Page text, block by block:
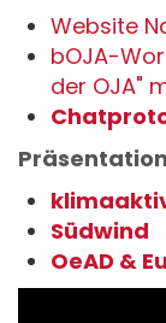
Website
bOJA-
der OJA"
Südwind
OeAD &